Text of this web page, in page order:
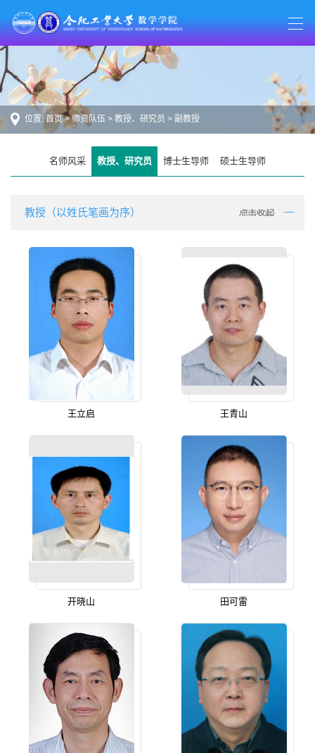
位置:首页>师资队伍 > 教授、研究员 > 副教授
名师风采 教授、研究员 博士生导师 硕士生导师
教授（以姓氏笔画为序）
王立启 王青山
开晓山 田可雷